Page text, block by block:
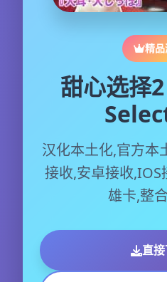
精
甜心选择
汉化本土化,官方本
接收,安卓接收
雄卡,整
直